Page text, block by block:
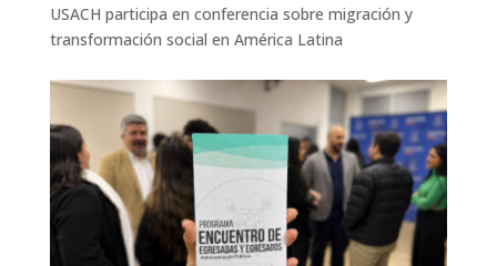
USACH participa en conferencia sobre migración y
transformación social en América Latina